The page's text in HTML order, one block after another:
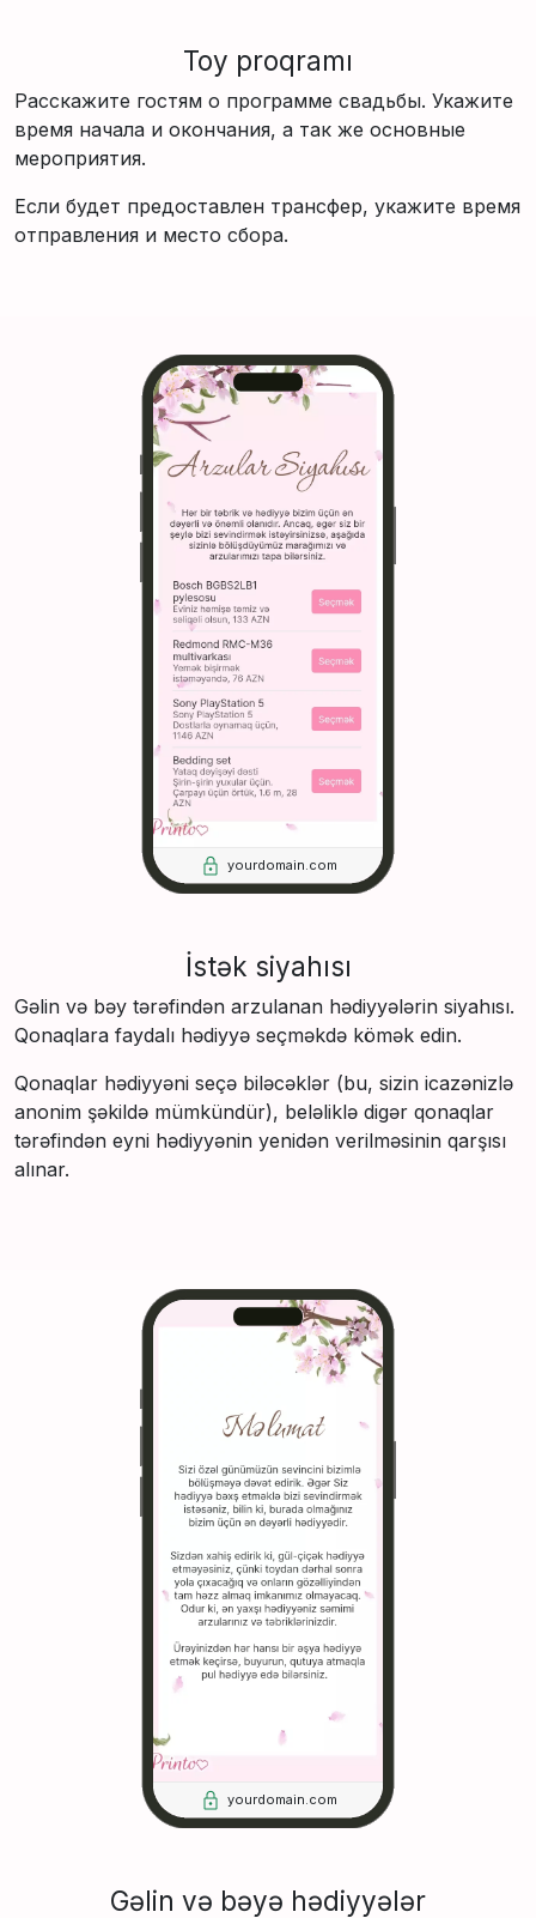
Toy proqramı
Расскажите гостям о программе свадьбы. Укажите
время начала и окончания, а так же основные
мероприятия.
Если будет предоставлен трансфер, укажите время
отправления и место сбора.
İstək siyahısı
Gəlin və bəy tərəfindən arzulanan hədiyyələrin siyahısı.
Qonaqlara faydalı hədiyyə seçməkdə kömək edin.
Qonaqlar hədiyyəni seçə biləcəklər (bu, sizin icazənizlə
anonim şəkildə mümkündür), beləliklə digər qonaqlar
tərəfindən eyni hədiyyənin yenidən verilməsinin qarşısı
alınar.
yourdomain.com
yourdomain.com
Gəlin və bəyə hədiyyələr